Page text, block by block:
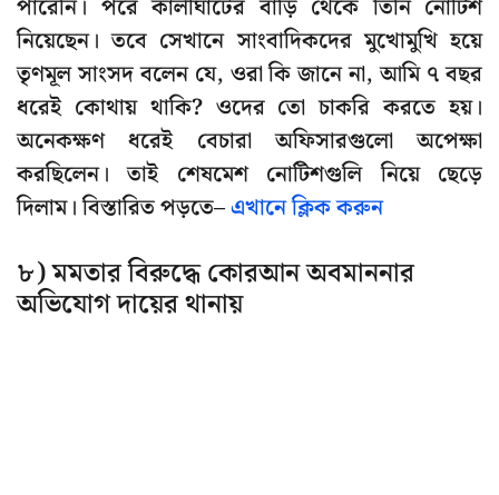
পারেনি। পরে কালীঘাটের বাড়ি থেকে তিনি নোটিশ
নিয়েছেন। তবে সেখানে সাংবাদিকদের মুখোমুখি হয়ে
তৃণমূল সাংসদ বলেন যে, ওরা কি জানে না, আমি ৭ বছর
ধরেই কোথায় থাকি? ওদের তো চাকরি করতে হয়।
অনেকক্ষণ ধরেই বেচারা অফিসারগুলো অপেক্ষা
করছিলেন। তাই শেষমেশ নোটিশগুলি নিয়ে ছেড়ে
দিলাম। বিস্তারিত পড়তে–এখানে ক্লিক করুন
৮) মমতার বিরুদ্ধে কোরআন অবমাননার
অভিযোগ দায়ের থানায়